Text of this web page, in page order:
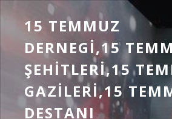
15 TEMMUZ
DERNEGI,15
ŞEHITLERI,15
GAZILERI,15
DESTANI